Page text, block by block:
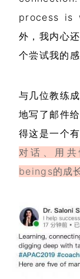
process is
外，我内心
个尝试我的
与几位教练
地写了邮件
得这是一个
对话、用
beings的成长